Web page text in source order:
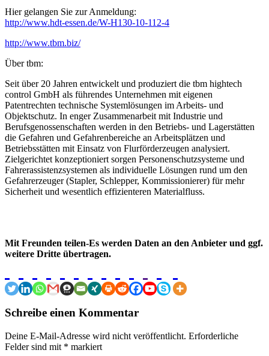
Hier gelangen Sie zur Anmeldung:
http://www.hdt-essen.de/W-H130-10-112-4
http://www.tbm.biz/
Über tbm:
Seit über 20 Jahren entwickelt und produziert die tbm hightech
control GmbH als führendes Unternehmen mit eigenen
Patentrechten technische Systemlösungen im Arbeits- und
Objektschutz. In enger Zusammenarbeit mit Industrie und
Berufsgenossenschaften werden in den Betriebs- und Lagerstätten
die Gefahren und Gefahrenbereiche an Arbeitsplätzen und
Betriebsstätten mit Einsatz von Flurförderzeugen analysiert.
Zielgerichtet konzeptioniert sorgen Personenschutzsysteme und
Fahrerassistenzsystemen als individuelle Lösungen rund um den
Gefahrerzeuger (Stapler, Schlepper, Kommissionierer) für mehr
Sicherheit und wesentlich effizienteren Materialfluss.
Mit Freunden teilen-Es werden Daten an den Anbieter und ggf.
weitere Dritte übertragen.
Schreibe einen Kommentar
Deine E-Mail-Adresse wird nicht veröffentlicht. Erforderliche
Felder sind mit * markiert